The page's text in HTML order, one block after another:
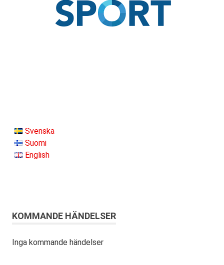
Svenska
Suomi
English
KOMMANDE HÄNDELSER
Inga kommande händelser